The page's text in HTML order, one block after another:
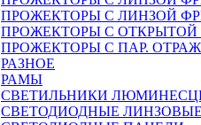
ПРОЖЕКТОРЫ С ЛИНЗОЙ
ПРОЖЕКТОРЫ С
ПРОЖЕКТОРЫ С ПАР.
РАЗНОЕ
РАМЫ
СВЕТИЛЬНИКИ
СВЕТОДИОДНЫЕ